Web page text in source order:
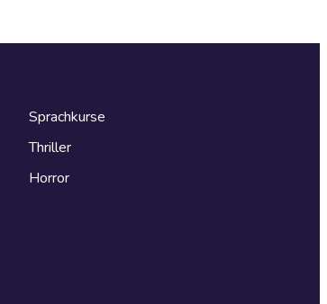
Sprachkurse
Thriller
Horror